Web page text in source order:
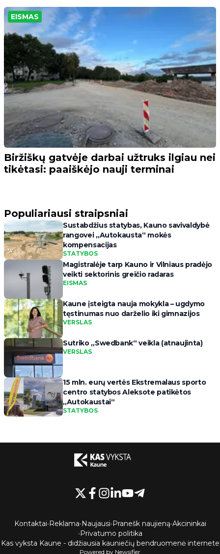
EISMAS
Biržiškų gatvėje darbai užtruks ilgiau nei
tikėtasi: paaiškėjo nauji terminai
Populiariausi straipsniai
Sustabdžius statybas, Kauno savivaldybė
rangovei „Autokausta“ mokės
kompensacijas
STATYBOS
Magistralėje tarp Kauno ir Vilniaus pradėjo
veikti sektorinis greičio radaras
EISMAS
Kaune įsteigta nauja mokykla – ugdymo
tęstinumas nuo darželio iki gimnazijos
VERSLAS
Sutriko „Swedbank“ veikla (atnaujinta)
VERSLAS
15 mln. eurų vertės Ekstremalaus sporto
centro statybos Aleksote patikėtos
„Autokaustai“
STATYBOS
Kontaktai•Reklama•Naujausi•Pranešk naujieną•Akcininkai
•Privatumo politika
Kas vyksta Kaune - didžiausia kauniečių bendruomenė internete
Powered by Newsifier